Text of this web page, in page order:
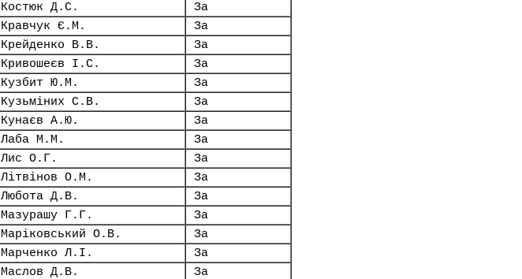
Костюк Д.С.
За
Кравчук Є.М.
За
Крейденко В.В.
За
Кривошеєв І.С.
За
Кузбит Ю.М.
За
Кузьміних С.В.
За
Кунаєв А.Ю.
За
Лаба М.М.
За
Лис О.Г.
За
Літвінов О.М.
За
Любота Д.В.
За
Мазурашу Г.Г.
За
Маріковський О.В.
За
Марченко Л.І.
За
Маслов Д.В.
За